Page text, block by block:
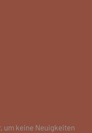
um keine Neuigkeiten